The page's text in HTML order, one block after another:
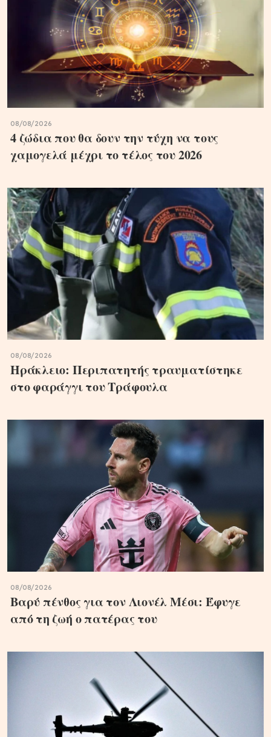
08/08/2026
4 ζώδια που θα δουν την τύχη να τους
χαμογελά μέχρι το τέλος του 2026
08/08/2026
Ηράκλειο: Περιπατητής τραυματίστηκε
στο φαράγγι του Τράφουλα
08/08/2026
Βαρύ πένθος για τον Λιονέλ Μέσι: Έφυγε
από τη ζωή ο πατέρας του